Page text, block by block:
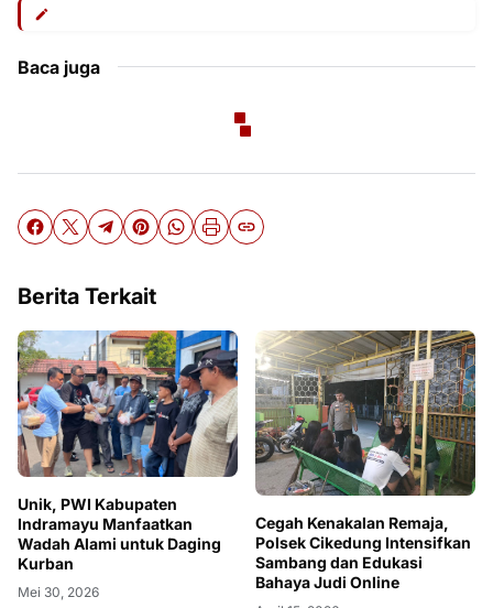
Baca juga
Berita Terkait
Unik, PWI Kabupaten
Indramayu Manfaatkan
Wadah Alami untuk Daging
Kurban
Mei 30, 2026
Cegah Kenakalan Remaja,
Polsek Cikedung Intensifkan
Sambang dan Edukasi
Bahaya Judi Online